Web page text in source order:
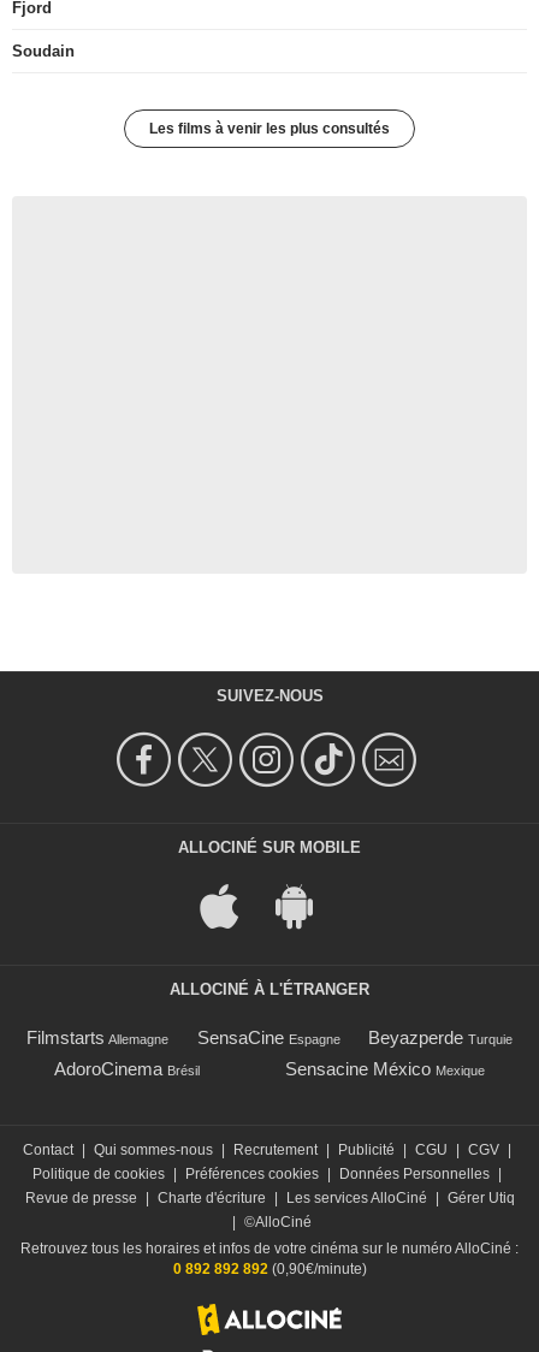
Fjord
Soudain
Les films à venir les plus consultés
SUIVEZ-NOUS
ALLOCINÉ SUR MOBILE
ALLOCINÉ À L'ÉTRANGER
Filmstarts Allemagne SensaCine Espagne Beyazperde Turquie
AdoroCinema Brésil Sensacine México Mexique
Contact Qui sommes-nous Recrutement Publicité CGU CGV
Politique de cookies
Préférences cookies Données Personnelles
Revue de presse
Charte d'écriture Les services AlloCiné
Gérer Utiq
©AlloCiné
Retrouvez tous les horaires et infos de votre cinéma sur le numéro AlloCiné :
0 892 892 892(0,90€/minute)